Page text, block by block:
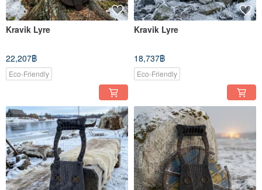
Kravik Lyre
22,207฿
Eco-Friendly
Kravik Lyre
18,737฿
Eco-Friendly